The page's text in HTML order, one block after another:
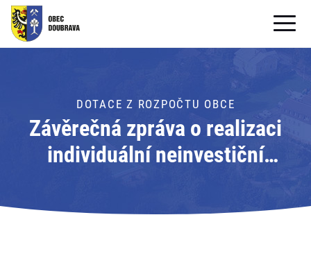
OBECNÍ ÚŘAD
PRO OBČANY
Formuláře ke stažení
PRO TURISTY
DOTACE Z ROZPOČTU OBCE
Závěrečná zpráva o realizaci
individuální neinvestiční
Doubrava (2025)